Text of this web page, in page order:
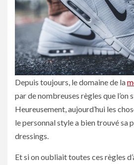
Depuis toujours, le domaine de la
par de nombreuses règles que l’on
Heureusement, aujourd’hui les
le personnal style a bien trouvé sa
dressings.
Et si on oubliait toutes ces règles